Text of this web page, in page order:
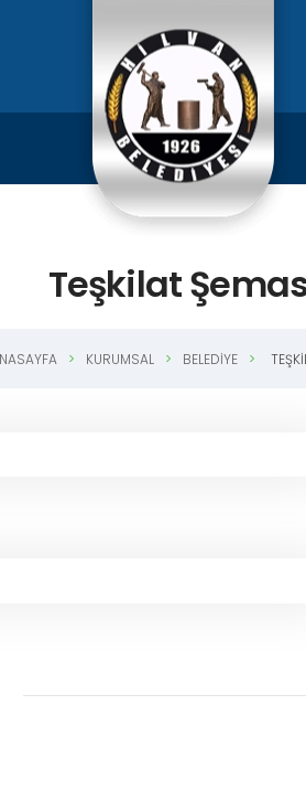
Teşkilat
KURUMSAL BELEDIYE